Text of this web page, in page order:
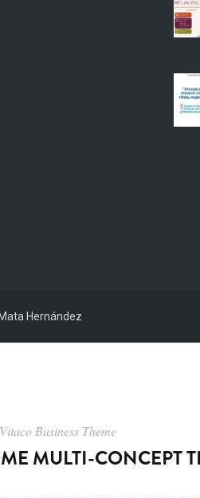
Hernández
Business Theme
MULTI-CONCEPT